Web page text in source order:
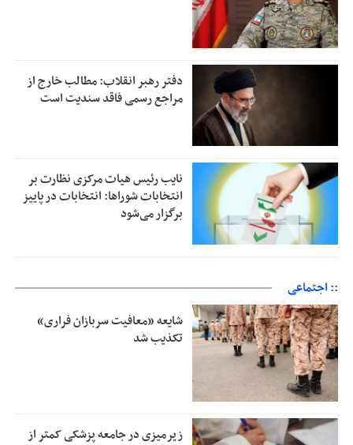
دفتر رهبر انقلاب: مطالب خارج از
مراجع رسمی فاقد سندیت است
نایب رئیس هیات مرکزی نظارت بر
انتخابات شوراها: انتخابات در پاییز
برگزار می‌شود
:: اجتماعی
شایعه «معافیت سربازان فراری»
تکذیب شد
زیرمیزی در جامعه پزشکی کمتر از